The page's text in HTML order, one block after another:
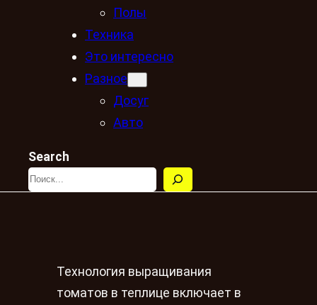
Полы
Техника
Это интересно
Разное
Досуг
Авто
Search
Технология выращивания
томатов в теплице включает в